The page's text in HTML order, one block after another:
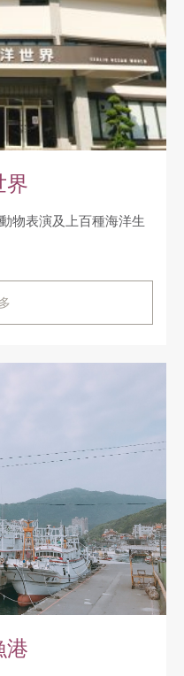
界
物表演及上百種海洋生
港